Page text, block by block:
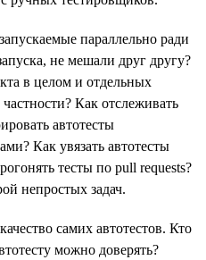
параллельно ради
не мешали друг другу?
в целом и отдельных
Как отслеживать
автотесты
Как увязать автотесты
тесты по pull requests?
непростых задач.
самих автотестов. Кто
можно доверять?